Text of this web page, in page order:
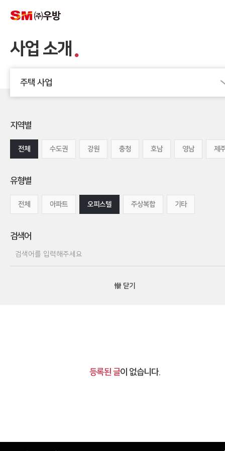
사업 소개
주택 사업
지역별
전체 수도권 강원 충청 호남 영남 제
유형별
전체 아파트 오피스텔 주상복합 기타
검색어
닫기
등록된 글이 없습니다.